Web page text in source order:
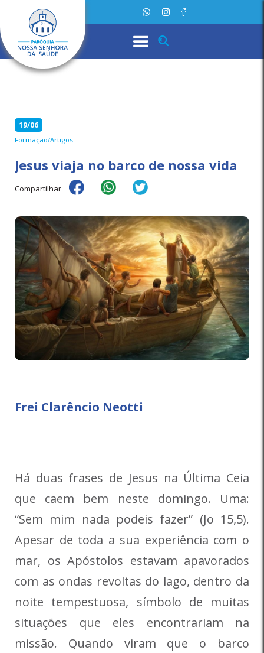
19/06
Formação/Artigos
Jesus viaja no barco de nossa vida
Compartilhar
Frei Clarêncio Neotti
Há duas frases de Jesus na Última Ceia
que caem bem neste domingo. Uma:
“Sem mim nada podeis fazer” (Jo 15,5).
Apesar de toda a sua experiência com o
mar, os Apóstolos estavam apavorados
com as ondas revoltas do lago, dentro da
noite tempestuosa, símbolo de muitas
situações que eles encontrariam na
missão. Quando viram que o barco